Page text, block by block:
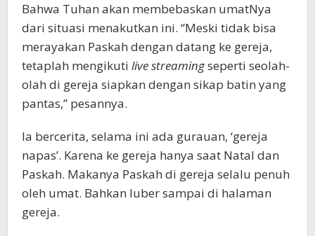
Bahwa Tuhan akan membebaskan umatNya
dari situasi menakutkan ini. “Meski tidak bisa
merayakan Paskah dengan datang ke gereja,
tetaplah mengikuti live streamingseperti seolah-
olah di gereja siapkan dengan sikap batin yang
pantas,” pesannya.
Ia bercerita, selama ini ada gurauan, ‘gereja
napas’. Karena ke gereja hanya saat Natal dan
Paskah. Makanya Paskah di gereja selalu penuh
oleh umat. Bahkan luber sampai di halaman
gereja.